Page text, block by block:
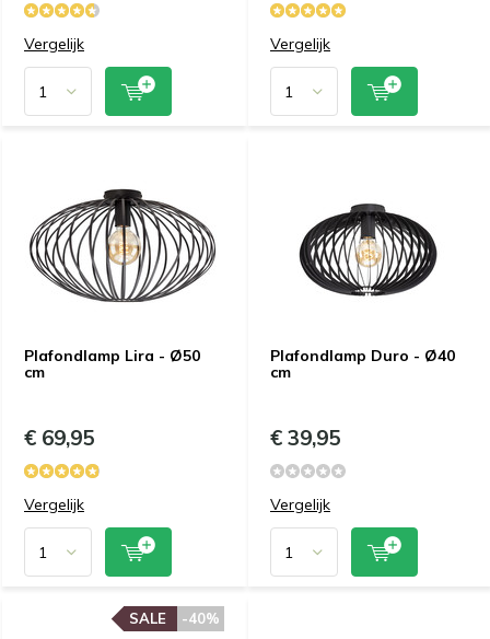
Vergelijk Vergelijk
Plafondlamp Lira - Ø50
cm
€ 69,95
Vergelijk
Plafondlamp Duro - Ø40
cm
€ 39,95
Vergelijk
-40%
SALE